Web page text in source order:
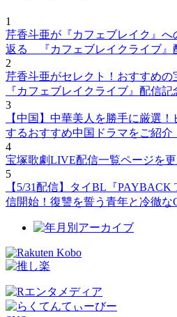
1
芹香斗亜が『カフェブレイク』へ
返る 『カフェブレイクライブ』
2
芹香斗亜がセレクト！おすすめ
『カフェブレイクライブ』配信
3
【中国】中華美人を勝手に厳選
するおすすめ中国ドラマをご紹介
4
宝塚歌劇LIVE配信一覧ページを
5
【5/31配信】タイBL『PAYBACK
信開始！復讐を誓う青年と冷徹な